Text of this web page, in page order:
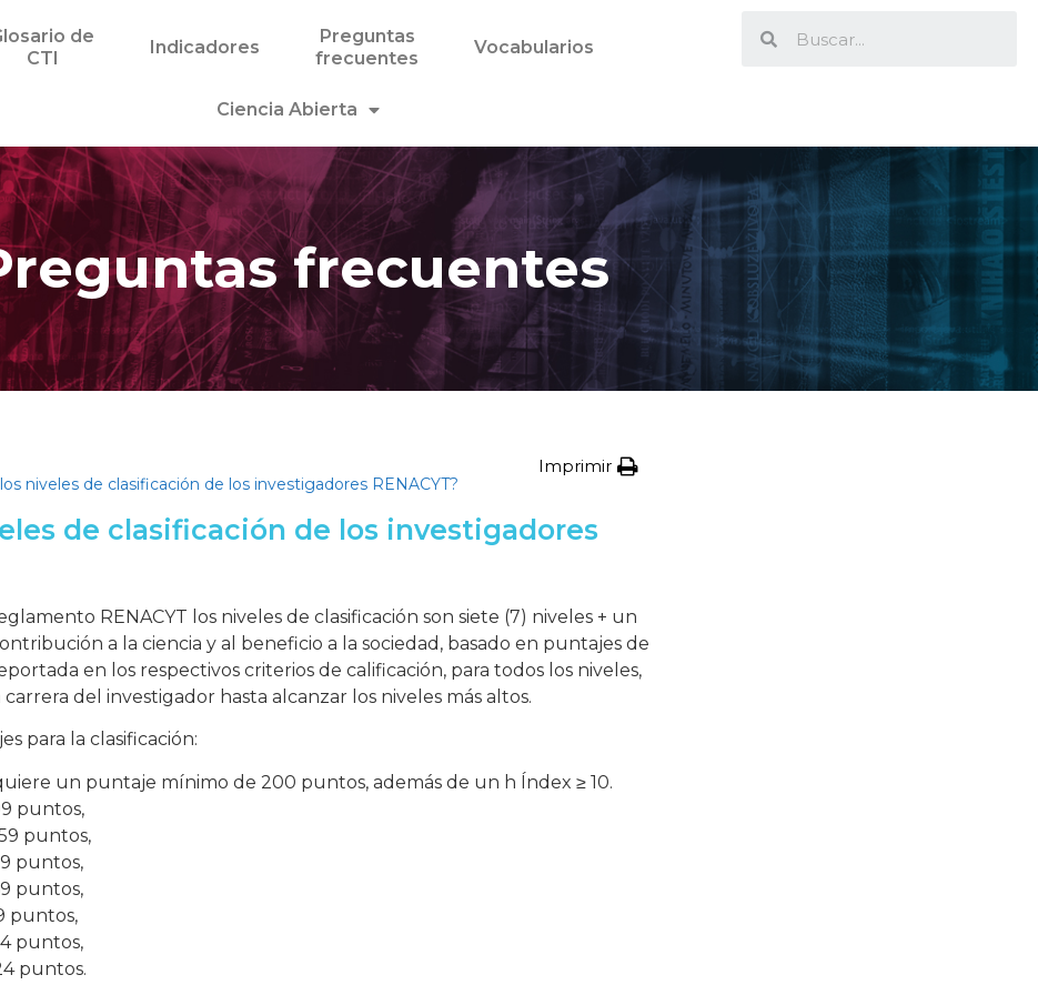
de
CTI
Indicadores
Preguntas
frecuentes
Vocabularios
Ciencia Abierta
frecuentes
niveles de clasificación de los investigadores RENACYT?
Imprimir
de clasificación de los investigadores
RENACYT los niveles de clasificación son siete (7) niveles + un
a la ciencia y al beneficio a la sociedad, basado en puntajes de
en los respectivos criterios de calificación, para todos los niveles,
del investigador hasta alcanzar los niveles más altos.
para la clasificación:
un puntaje mínimo de 200 puntos, además de un h Índex ≥ 10.
puntos,
puntos,
puntos,
puntos,
puntos,
puntos,
puntos.